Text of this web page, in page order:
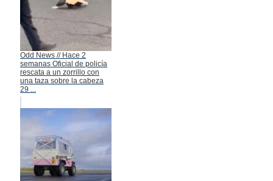
Odd News // Hace 2
semanas Oficial de policía
rescata a un zorrillo con
una taza sobre la cabeza
29 ...